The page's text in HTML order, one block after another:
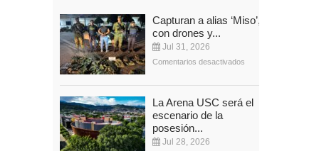
Capturan a alias ‘Miso’,
con drones y...
Jul 31, 2026
Comentarios desactivados
La Arena USC será el
escenario de la
posesión...
Jul 28, 2026